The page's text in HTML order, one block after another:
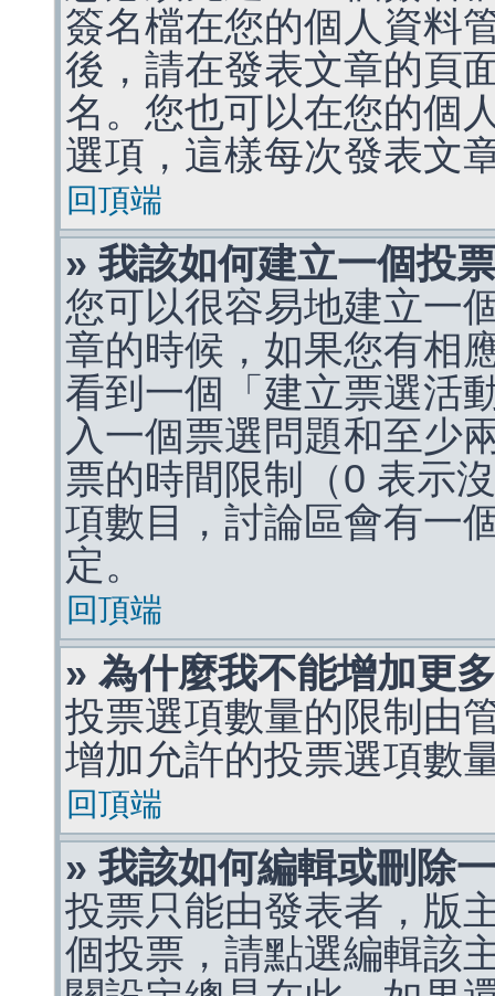
簽名檔在您的個人資料
後，請在發表文章的頁
名。您也可以在您的個
選項，這樣每次發表文
回頂端
» 我該如何建立一個投
您可以很容易地建立一
章的時候，如果您有相
看到一個「建立票選活
入一個票選問題和至少
票的時間限制（0 表示
項數目，討論區會有一
定。
回頂端
» 為什麼我不能增加更
投票選項數量的限制由
增加允許的投票選項數
回頂端
» 我該如何編輯或刪除
投票只能由發表者，版
個投票，請點選編輯該